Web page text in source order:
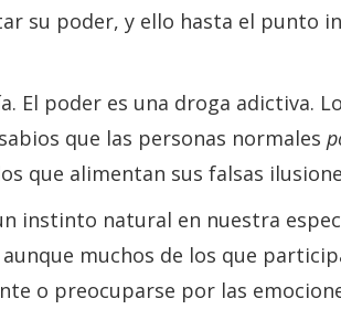
su poder, y ello hasta el punto
El poder es una droga adictiva.
que las personas normales
que alimentan sus falsas
instinto natural en nuestra
muchos de los que
o preocuparse por las